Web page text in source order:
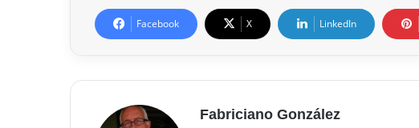
Facebook X LinkedIn
Fabriciano González